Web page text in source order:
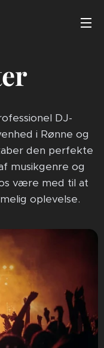
DJ-
i Rønne og
den perfekte
musikgenre og
være med til at
oplevelse.